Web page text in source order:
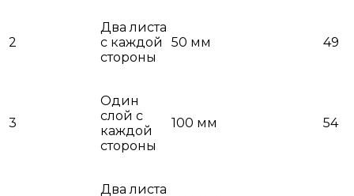
2
Два листа
с каждой
стороны
50 мм 49
3
Один
слой с
каждой
стороны
100 мм 54
Два листа